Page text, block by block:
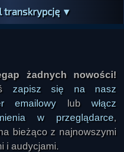
transkrypcję ▼
żadnych nowości!
zapisz się na nasz
emailowy lubwłącz
w przeglądarce,
bieżąco z najnowszymi
i audycjami.